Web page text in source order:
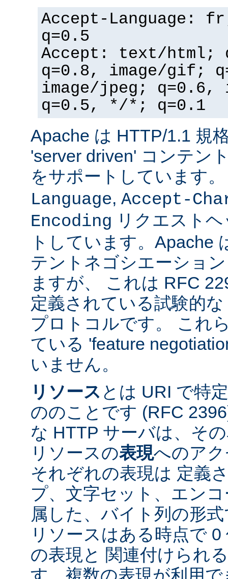
Accept-Language:
q=0.5
Accept: text/html;
q=0.8, image/gif;
image/jpeg; q=0.6,
q=0.5, */*; q=0.1
Apache は HTTP/1.1 規
'server driven' コンテン
をサポートしています
Language, Accept-
Encoding リクエスト
トしています。Apache
テントネゴシエーショ
ますが、 これは RFC
定義されている試験的
プロトコルです。 これ
ている 'feature
いません。
リソース とは URI で特
ののことです (RFC
な HTTP サーバは、そ
リソースの表現へのア
それぞれの表現は 定義
プ、文字セット、エン
属した、バイト列の形
リソースはある時点で
の表現と 関連付けられ
す。複数の表現が利用